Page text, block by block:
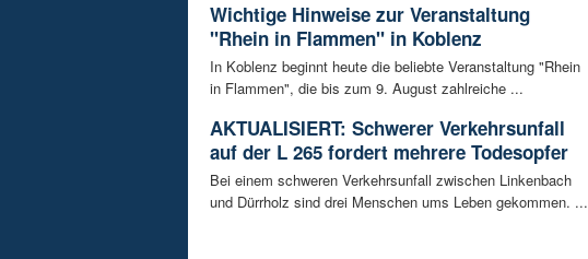
Wichtige Hinweise zur Veranstaltung
"Rhein in Flammen" in Koblenz
In Koblenz beginnt heute die beliebte Veranstaltung "Rhein
in Flammen", die bis zum 9. August zahlreiche ...
AKTUALISIERT: Schwerer Verkehrsunfall
auf der L 265 fordert mehrere Todesopfer
Bei einem schweren Verkehrsunfall zwischen Linkenbach
und Dürrholz sind drei Menschen ums Leben gekommen. ...